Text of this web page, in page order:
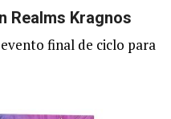
Realms Kragnos
final de ciclo para